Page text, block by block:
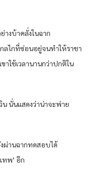
างบ้าคลั่งในฉาก
กลไกที่ซ่อนอยู่จนทำให้ราชา
าใช้เวลานานกว่าปกติใน
นั่นแสดงว่าน่าจะพ่าย
ผ่านฉากทดสอบได้
ทพ’ อีก